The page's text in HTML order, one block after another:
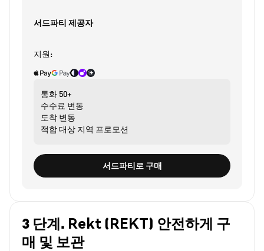
서드파티 제공자
지원:
통화 50+
수수료 변동
도착 변동
적합 대상 지역 프로모션
서드파티로 구매
3 단계. Rekt (REKT) 안전하게 구
매 및 보관